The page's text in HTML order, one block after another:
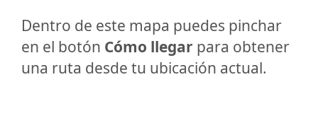
Dentro de este mapa puedes pinchar
en el botón Cómo llegar para obtener
una ruta desde tu ubicación actual.